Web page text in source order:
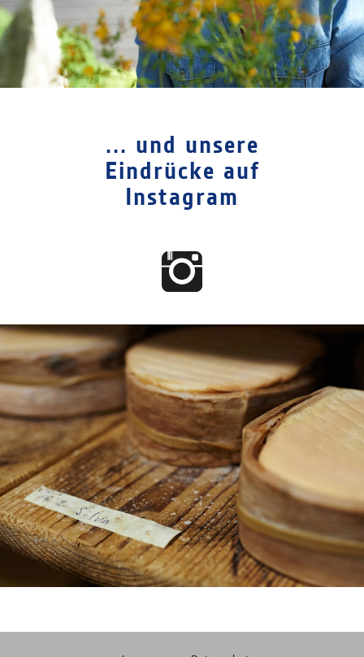
... und unsere
Eindrücke auf
Instagram